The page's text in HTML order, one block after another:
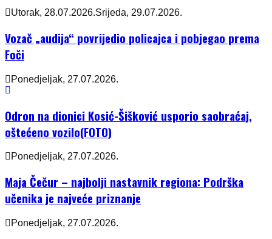
Utorak, 28.07.2026.Srijeda, 29.07.2026.
Vozač „audija“ povrijedio policajca i pobjegao prema
Foči
Ponedjeljak, 27.07.2026.
Odron na dionici Kosić-Šišković usporio saobraćaj,
oštećeno vozilo(FOTO)
Ponedjeljak, 27.07.2026.
Maja Čečur – najbolji nastavnik regiona: Podrška
učenika je najveće priznanje
Ponedjeljak, 27.07.2026.